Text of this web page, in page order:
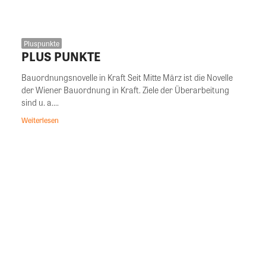
Pluspunkte
PLUS PUNKTE
Bauordnungsnovelle in Kraft Seit Mitte März ist die Novelle
der Wiener Bauordnung in Kraft. Ziele der Überarbeitung
sind u. a....
Weiterlesen